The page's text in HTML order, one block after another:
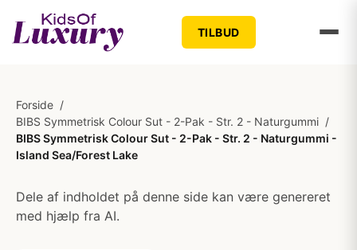
TILBUD
Forside /
BIBS Symmetrisk Colour Sut - 2-Pak - Str. 2 - Naturgummi /
BIBS Symmetrisk Colour Sut - 2-Pak - Str. 2 - Naturgummi -
Island Sea/Forest Lake
Dele af indholdet på denne side kan være genereret
med hjælp fra AI.